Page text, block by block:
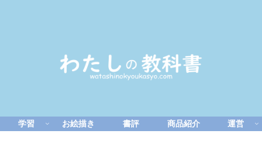
学習 お絵描き 書評 商品紹介 運営